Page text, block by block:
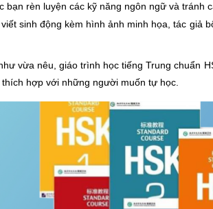
bạn rèn luyện các kỹ năng ngôn ngữ và tránh
sinh động kèm hình ảnh minh họa, tác giả
vừa nêu, giáo trình học tiếng Trung chuẩn
hợp với những người muốn tự học.